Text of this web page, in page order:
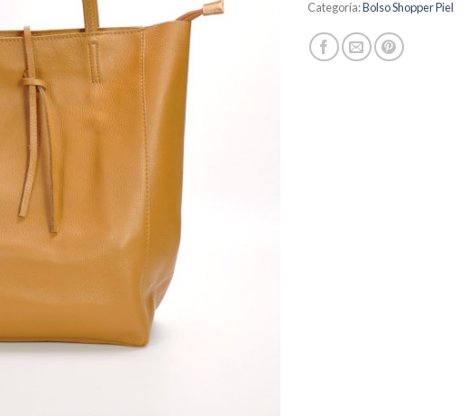
Categoría:Bolso Shopper Piel